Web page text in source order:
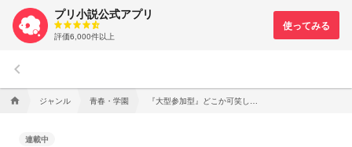
プリ小説公式アプリ
評価6,000件以上
keyboard_arrow_left
home ジャンル 青春・学園
連載中